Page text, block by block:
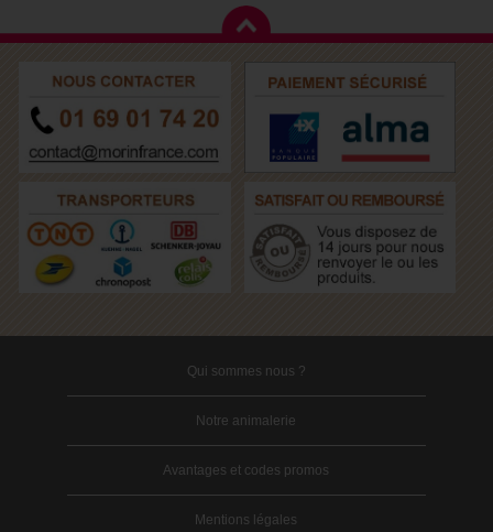
Qui sommes nous ?
Notre animalerie
Avantages et codes promos
Mentions légales